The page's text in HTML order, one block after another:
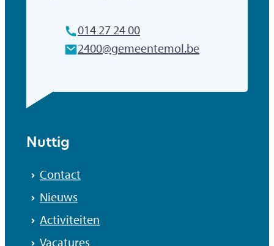
014 27 24 00
E-mailadres
2400@gemeentemol.be
Nuttig
Contact
Nieuws
Activiteiten
Vacatures